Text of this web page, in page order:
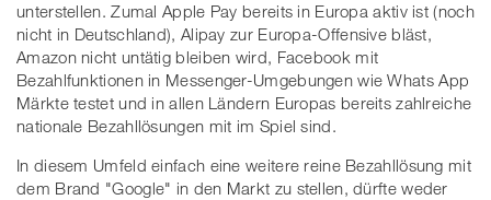
unterstellen. Zumal Apple Pay bereits in Europa aktiv ist (noch
nicht in Deutschland), Alipay zur Europa-Offensive bläst,
Amazon nicht untätig bleiben wird, Facebook mit
Bezahlfunktionen in Messenger-Umgebungen wie Whats App
Märkte testet und in allen Ländern Europas bereits zahlreiche
nationale Bezahllösungen mit im Spiel sind.
In diesem Umfeld einfach eine weitere reine Bezahllösung mit
dem Brand "Google" in den Markt zu stellen, dürfte weder